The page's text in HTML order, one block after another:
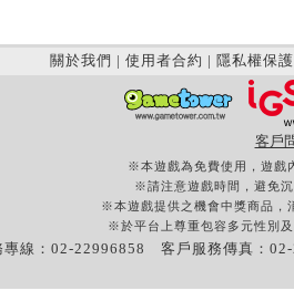
關於我們 | 使用者合約 | 隱私權保護
客戶
※本遊戲為免費使用，遊戲
※請注意遊戲時間，避免
※本遊戲提供之機會中獎商品，
※於平台上尊重包容多元性別
專線：02-22996858 客戶服務傳真：